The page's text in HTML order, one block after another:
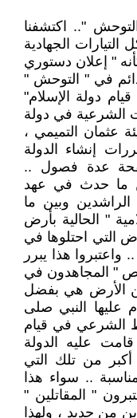
".. اكتشفنا
التيارات الجهادية
" إعلان دستوري
في " التوحش "
دولة الإسلام"
الشرعية في دولة
عثمان التميمي ،
إنشاء الدولة
وتضمن في نحو 89 صفحة عدة فصول ..
ما حدث في عهد
الراشدين وبين ما
" الحالية بأرض
التي احتلوها في
واعتبروا هذا يبرر
" المجاهدون في
الأرض هي بفضل
عليها النبي صلى
الشرعي في قيام
عليه الدولة
أكبر من تلك التي
.. سواء هذا
" المقاتلين "
من جديد ، ولهذا